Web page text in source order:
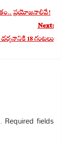
ప్రయోజనాలివే!
Next:
18 గంటలు
Required fields